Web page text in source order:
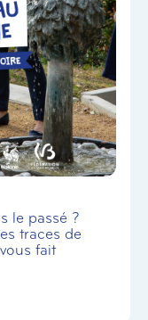
le passé ?
traces de
fait